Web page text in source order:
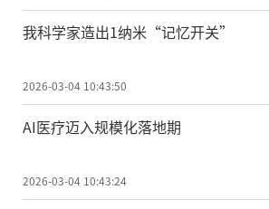
我科学家造出1纳米“记忆开关”
2026-03-04 10:43:50
AI医疗迈入规模化落地期
2026-03-04 10:43:24